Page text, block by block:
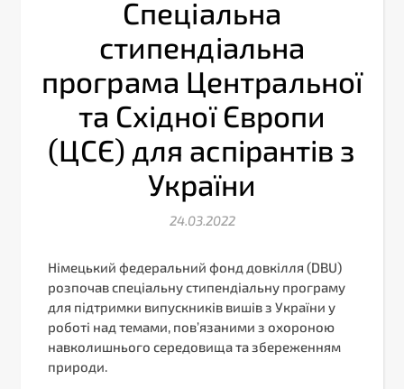
Спеціальна
стипендіальна
програма Центральної
та Східної Європи
(ЦСЄ) для аспірантів з
України
24.03.2022
Німецький федеральний фонд довкілля (DBU)
розпочав спеціальну стипендіальну програму
для підтримки випускників вишів з України у
роботі над темами, пов’язаними з охороною
навколишнього середовища та збереженням
природи.